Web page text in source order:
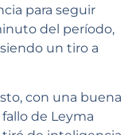
para seguir
del período,
un tiro a
con una buena
de Leyma